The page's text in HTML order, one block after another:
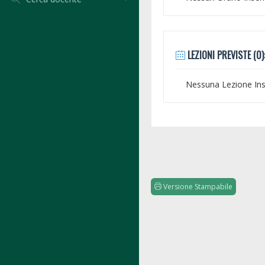
LEZIONI PREVISTE (0):
Nessuna Lezione
Versione Stampabile